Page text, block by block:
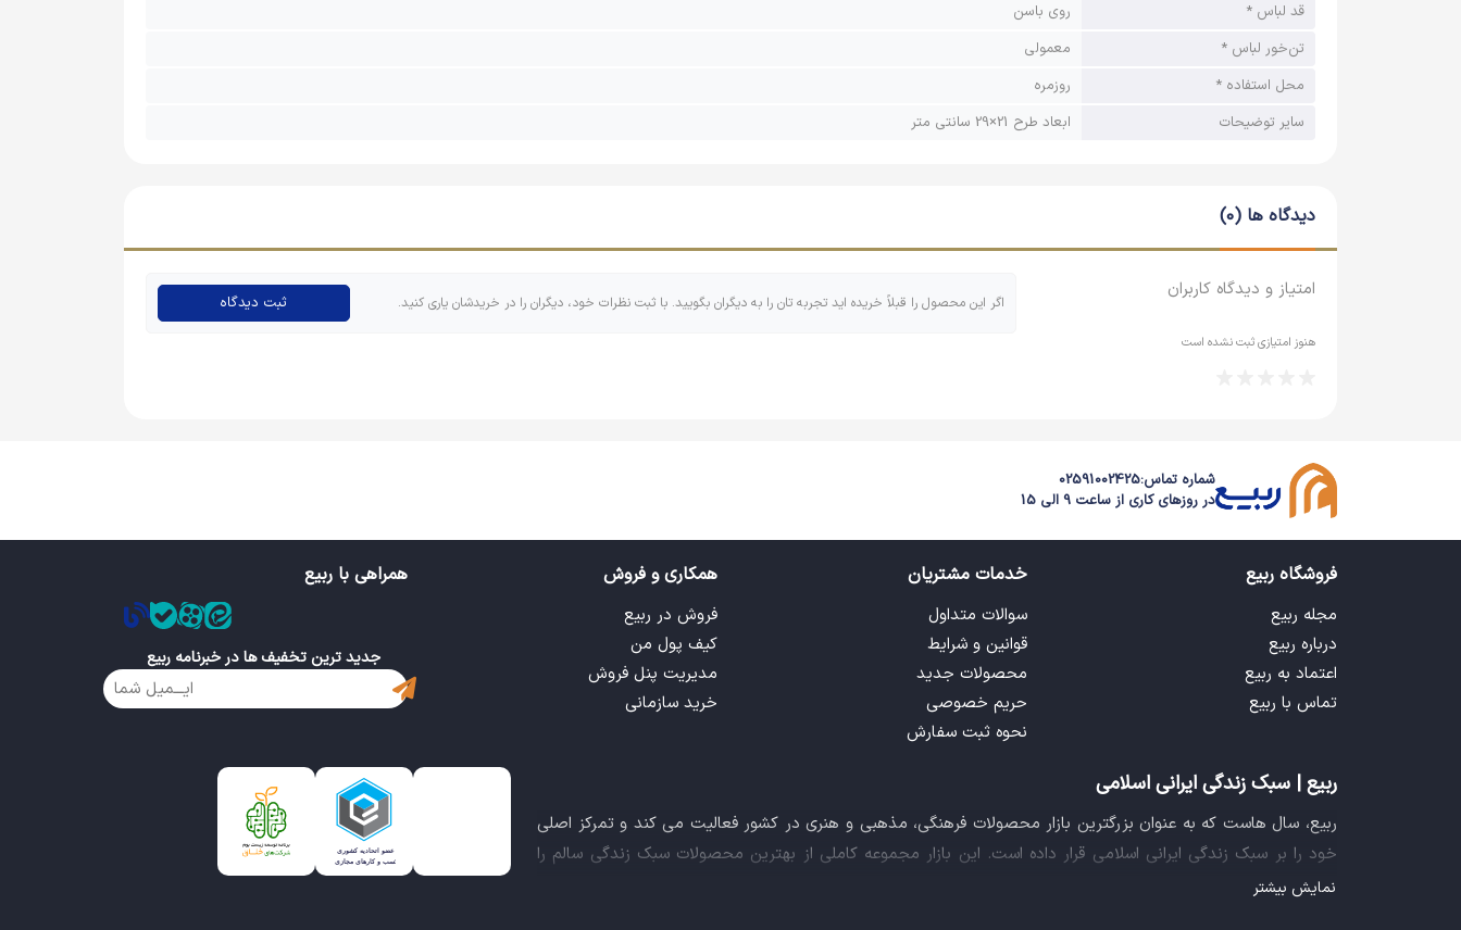
قد لباس *
روی باسن
تن‌خور لباس *
معمولی
محل استفاده *
روزمره
سایر توضیحات
ابعاد طرح 21×29 سانتی متر
دیدگاه ها (0)
امتیاز و دیدگاه کاربران
هنوز امتیازی ثبت نشده است
اگر این محصول را قبلاً خریده اید تجربه تان را به دیگران بگویید. با ثبت نظرات خود، دیگران را در خریدشان یاری کنید. ثبت دیدگاه
شماره تماس:02591002425
در روزهای کاری از ساعت 9 الی 15
فروشگاه ربیع
مجله ربیع
درباره ربیع
اعتماد به ربیع
تماس با ربیع
خدمات مشتریان
سوالات متداول
قوانین و شرایط
محصولات جدید
حریم خصوصی
نحوه ثبت سفارش
همکاری و فروش
فروش در ربیع
کیف پول من
مدیریت پنل فروش
خرید سازمانی
همراهی با ربیع
جدید ترین تخفیف ها در خبرنامه ربیع
ربیع | سبک زندگی ایرانی اسلامی
ربیع، سال هاست که به عنوان بزرگترین بازار محصولات فرهنگی، مذهبی و هنری در کشور فعالیت می کند و تمرکز اصلی
خود را بر سبک زندگی ایرانی اسلامی قرار داده است. این بازار مجموعه کاملی از بهترین محصولات سبک زندگی سالم را
فراهم آورده تا تمام نیازهای شما را برای خرید اینترنتی کالاهای فرهنگی، مذهبی و هنری برآورده نماید.
نمایش بیشتر